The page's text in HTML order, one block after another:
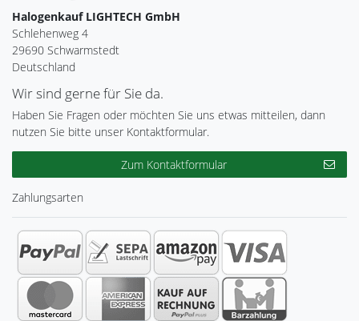
Halogenkauf LIGHTECH GmbH
Schlehenweg 4
29690 Schwarmstedt
Deutschland
Wir sind gerne für Sie da.
Haben Sie Fragen oder möchten Sie uns etwas mitteilen, dann
nutzen Sie bitte unser Kontaktformular.
Zum Kontaktformular
Zahlungsarten